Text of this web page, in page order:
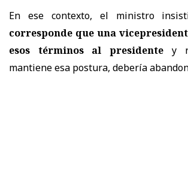
En ese contexto, el ministro
corresponde que una
esos términos al presidente y
mantiene esa postura, debería